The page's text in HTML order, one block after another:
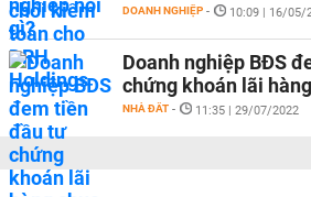
DOANH NGHIỆP - 10:09 | 16/05/
Doanh nghiệp BĐS
chứng khoán lãi
NHÀ ĐẤT - 11:35 | 29/07/2022